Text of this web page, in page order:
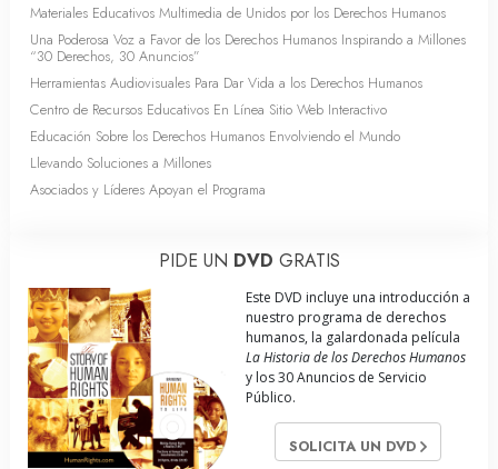
Materiales Educativos Multimedia de Unidos por los Derechos Humanos
Una Poderosa Voz a Favor de los Derechos Humanos Inspirando a Millones
“30 Derechos, 30 Anuncios”
Herramientas Audiovisuales Para Dar Vida a los Derechos Humanos
Centro de Recursos Educativos En Línea Sitio Web Interactivo
Educación Sobre los Derechos Humanos Envolviendo el Mundo
Llevando Soluciones a Millones
Asociados y Líderes Apoyan el Programa
PIDE UN DVD GRATIS
Este DVD incluye una introducción a
nuestro programa de derechos
humanos, la galardonada película
La Historia de los Derechos Humanos
y los 30 Anuncios de Servicio
Público.
SOLICITA UN DVD